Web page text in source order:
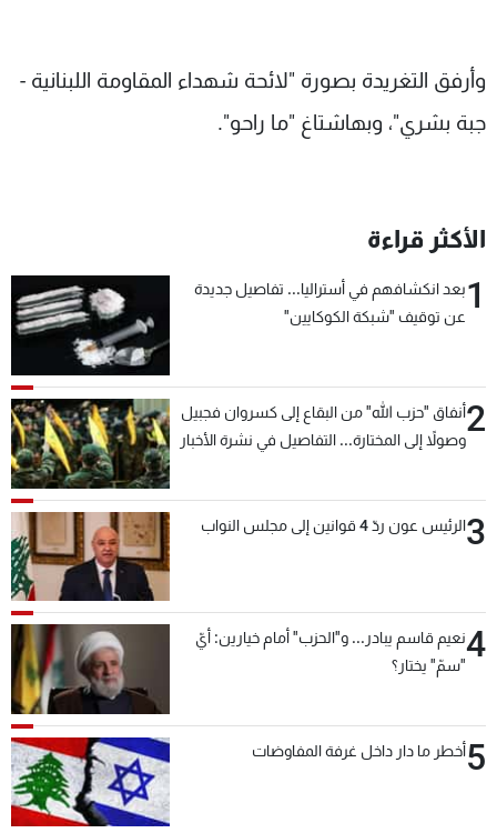
وأرفق التغريدة بصورة "لائحة شهداء المقاومة اللبنانية -
جبة بشري"، وبهاشتاغ "ما راحو".
الأكثر قراءة
1بعد انكشافهم في أستراليا... تفاصيل جديدة
عن توقيف "شبكة الكوكايين"
2أنفاق "حزب الله" من البقاع إلى كسروان فجبيل
وصولاً إلى المختارة... التفاصيل في نشرة الأخبار
3الرئيس عون ردّ 4 قوانين إلى مجلس النواب
4نعيم قاسم يبادر... و"الحزب" أمام خيارين: أيّ
"سمّ" يختار؟
5أخطر ما دار داخل غرفة المفاوضات